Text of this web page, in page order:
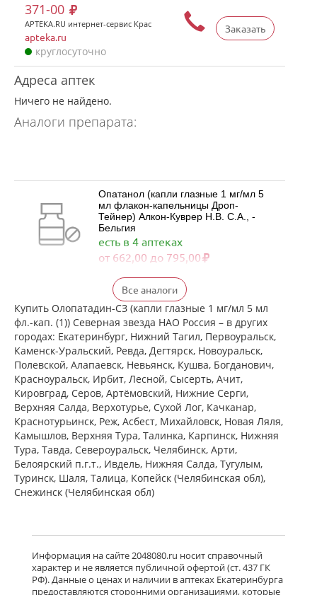
Заказать
371-00
APTEKA.RU интернет-сервис Крас
apteka.ru
круглосуточно
Адреса аптек
Ничего не найдено.
Аналоги препарата:
Опатанол (капли глазные 1 мг/мл 5
мл флакон-капельницы Дроп-
Тейнер) Алкон-Куврер Н.В. С.А., -
Бельгия
есть в 4 аптеках
от 662,00 до 795,00
Визаллергол (капли глазные 0.2% 2,5
мл фл.) Сентисс Фарма Пвт.Лтд -
Индия
есть в 4 аптеках
от 622,00 до 735,00
Олопаталлерг (капли глазные 0,1% 5
мл флакон-капельница)
К.О.Ромфарм Компани С.Р.Л. -
Румыния
есть в 1 аптеках
от 641,00 до 641,00
Олофтадин ЭКО Аннул. (капли
глазные 1 мг/мл 5 мл № 1 фл.)
Варшавский фармацевтический
завод Польфа АО Польша
Олоридин (капли глазные 0.1 % 5 мл
флакон-капельница) Гротекс ООО г.
Санкт-Петербург Россия
есть в 4 аптеках
Все аналоги
Купить Олопатадин-СЗ (капли глазные 1 мг/мл 5 мл
фл.-кап. (1)) Северная звезда НАО Россия – в других
городах: Екатеринбург, Нижний Тагил, Первоуральск,
Каменск-Уральский, Ревда, Дегтярск, Новоуральск,
Полевской, Алапаевск, Невьянск, Кушва, Богданович,
Красноуральск, Ирбит, Лесной, Сысерть, Ачит,
Кировград, Серов, Артёмовский, Нижние Cерги,
Верхняя Салда, Верхотурье, Сухой Лог, Качканар,
Краснотурьинск, Реж, Асбест, Михайловск, Новая Ляля,
Камышлов, Верхняя Тура, Талинка, Карпинск, Нижняя
Тура, Тавда, Североуральск, Челябинск, Арти,
Белоярский п.г.т., Ивдель, Нижняя Салда, Тугулым,
Туринск, Шаля, Талица, Копейск (Челябинская обл),
Снежинск (Челябинская обл)
Информация на сайте 2048080.ru носит справочный
характер и не является публичной офертой (ст. 437 ГК
РФ). Данные о ценах и наличии в аптеках Екатеринбурга
предоставляются сторонними организациями, которые